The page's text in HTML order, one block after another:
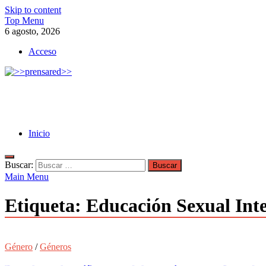
Skip to content
Top Menu
6 agosto, 2026
Acceso
Inicio
Buscar:
Main Menu
Etiqueta: Educación Sexual
Género /Géneros